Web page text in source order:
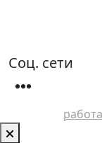
Соц. сети